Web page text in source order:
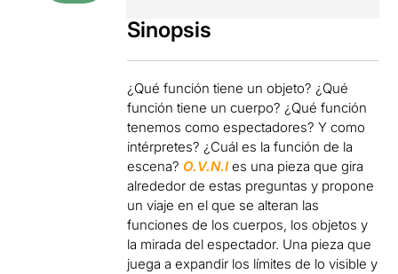
Sinopsis
¿Qué función tiene un objeto? ¿Qué
función tiene un cuerpo? ¿Qué función
tenemos como espectadores? Y como
intérpretes? ¿Cuál es la función de la
escena?O.V.N.I es una pieza que gira
alrededor de estas preguntas y propone
un viaje en el que se alteran las
funciones de los cuerpos, los objetos y
la mirada del espectador. Una pieza que
juega a expandir los límites de lo visible y